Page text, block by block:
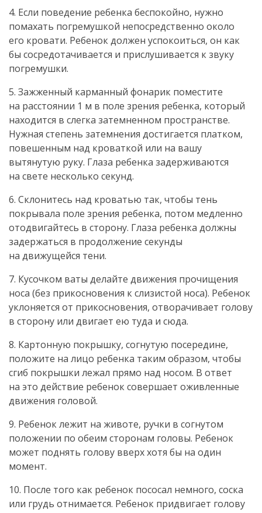
4. Если поведение ребенка беспокойно, нужно
помахать погремушкой непосредственно около
его кровати. Ребенок должен успокоиться, он как
бы сосредотачивается и прислушивается к звуку
погремушки.
5. Зажженный карманный фонарик поместите
на расстоянии 1 м в поле зрения ребенка, который
находится в слегка затемненном пространстве.
Нужная степень затемнения достигается платком,
повешенным над кроваткой или на вашу
вытянутую руку. Глаза ребенка задерживаются
на свете несколько секунд.
6. Склонитесь над кроватью так, чтобы тень
покрывала поле зрения ребенка, потом медленно
отодвигайтесь в сторону. Глаза ребенка должны
задержаться в продолжение секунды
на движущейся тени.
7. Кусочком ваты делайте движения прочищения
носа (без прикосновения к слизистой носа). Ребенок
уклоняется от прикосновения, отворачивает голову
в сторону или двигает ею туда и сюда.
8. Картонную покрышку, согнутую посередине,
положите на лицо ребенка таким образом, чтобы
сгиб покрышки лежал прямо над носом. В ответ
на это действие ребенок совершает оживленные
движения головой.
9. Ребенок лежит на животе, ручки в согнутом
положении по обеим сторонам головы. Ребенок
может поднять голову вверх хотя бы на один
момент.
10. После того как ребенок пососал немного, соска
или грудь отнимается. Ребенок придвигает голову